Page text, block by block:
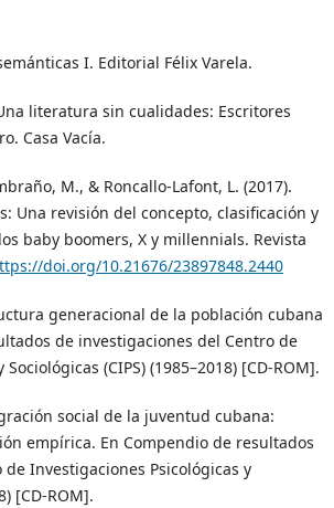
I. Editorial Félix Varela.
literatura sin cualidades: Escritores
Casa Vacía.
M., & Roncallo-Lafont, L. (2017).
Una revisión del concepto, clasificación y
baby boomers, X y millennials. Revista
doi.org/10.21676/23897848.2440
generacional de la población cubana
de investigaciones del Centro de
(CIPS) (1985–2018) [CD-ROM].
social de la juventud cubana:
empírica. En Compendio de resultados
Investigaciones Psicológicas y
[CD-ROM].